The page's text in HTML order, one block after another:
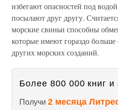
избегают опасностей под
посылают друг другу.
морские свиньи способны
которые имеют гораздо
других морских созданий.
Более 800 000 книг и
Получи 2 месяца